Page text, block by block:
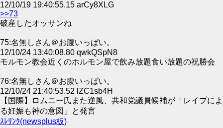
12/10/19 19:40:55.15 arCy8XLG
>>73
破産したオッサンね
75:名無しさん＠お腹いっぱい。
12/10/24 13:40:08.80 qwkQSpN8
モルモン教会近くのホルモン屋で飲み放題食い放題の祝勝会
76:名無しさん＠お腹いっぱい。
12/10/24 21:40:53.52 lZC1sb4H
【国際】ロムニー氏また逆風、共和党議員候補が「レイプによ
る妊娠も神の意図」と発言
ｽﾚﾘﾝｸ(newsplus板)